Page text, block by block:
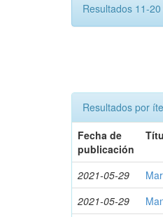
Resultados 11-
Resultados por
Fecha de
publicación
2021-05-29
2021-05-29